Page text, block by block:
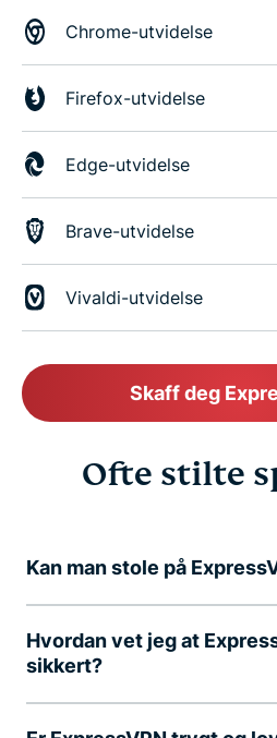
Chrome-utvidelse
Firefox-utvidelse
Edge-utvidelse
Brave-utvidelse
Vivaldi-utvidelse
Skaff deg
Ofte stilte
Kan man stole på
Hvordan vet jeg at
sikkert?